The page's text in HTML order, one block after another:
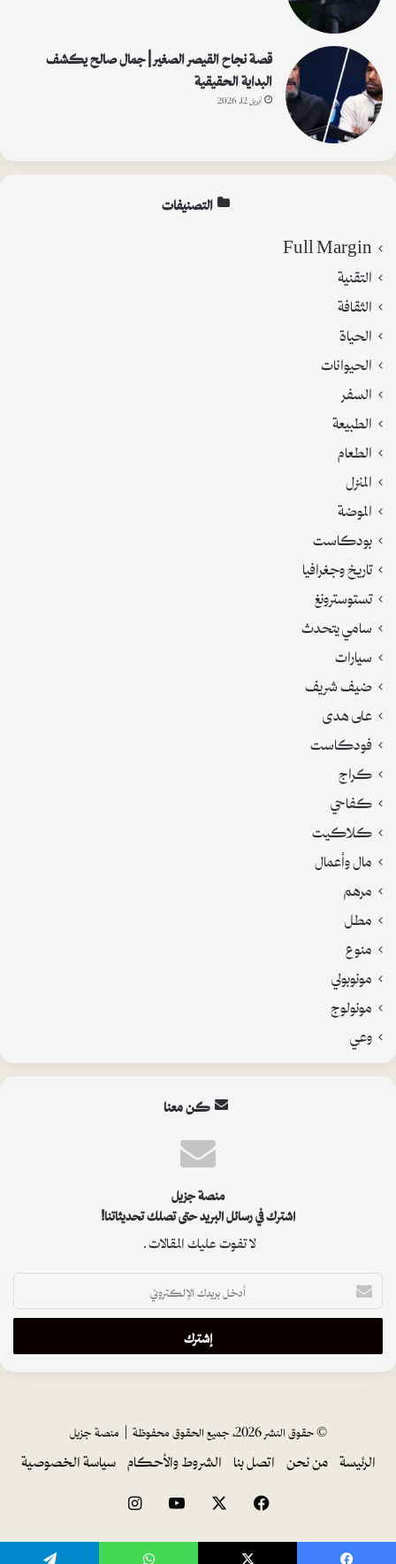
قصة نجاح القيصر الصغير | جمال صالح يكشف
البداية الحقيقية
أبريل 12, 2026
التصنيفات
Full Margin
التقنية
الثقافة
الحياة
الحيوانات
السفر
الطبيعة
الطعام
المنزل
الموضة
بودكاست
تاريخ وجغرافيا
تستوسترونغ
سامي يتحدث
سيارات
ضيف شريف
على هدى
فودكاست
كراج
كفاحي
كلاكيت
مال وأعمال
مرهم
مطل
منوع
مونوبولي
مونولوج
وعي
كن معنا
منصة جزيل
اشترك في رسائل البريد حتى تصلك تحديثاتنا!
لا تفوت عليك المقالات.
أدخل
بريدك
الإلكتروني
© حقوق النشر 2026، جميع الحقوق محفوظة | منصة جزيل
الرئيسة من نحن اتصل بنا الشروط والأحكام سياسة الخصوصية
فيسبوك ‫YouTubeانستقرام